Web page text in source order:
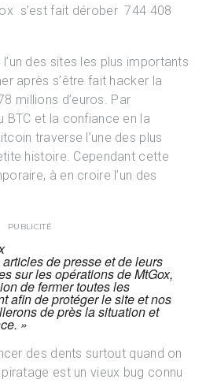
s’est fait dérober 744 408
des sites les plus importants
après s’être fait hacker la
millions d’euros. Par
BTC et la confiance en la
traverse l’une des plus
histoire. Cependant cette
à en croire l’un des
PUBLICITÉ
de presse et de leurs
sur les opérations de MtGox,
de fermer toutes les
afin de protéger le site et nos
de près la situation et
»
des dents surtout quand on
est un vieux bug connu